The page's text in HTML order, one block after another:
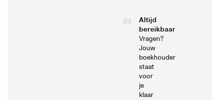
03
Altijd
bereikbaar
Vragen?
Jouw
boekhouder
staat
voor
je
klaar